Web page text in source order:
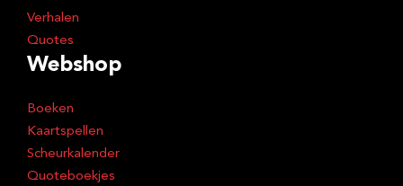
Verhalen
Quotes
Webshop
Boeken
Kaartspellen
Scheurkalender
Quoteboekjes